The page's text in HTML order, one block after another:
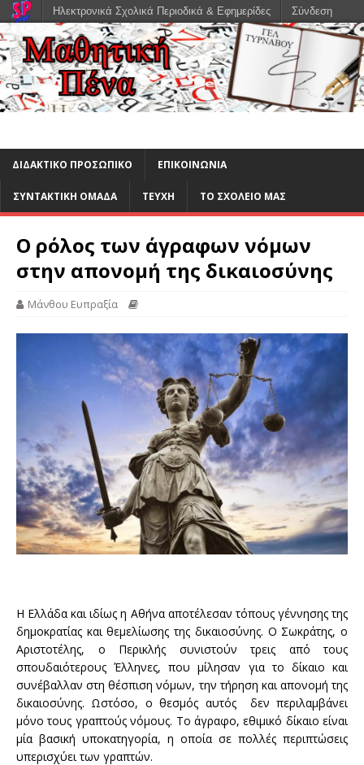
ΔΙΔΑΚΤΙΚΟ ΠΡΟΣΩΠΙΚΟ ΕΠΙΚΟΙΝΩΝΙΑ
ΣΥΝΤΑΚΤΙΚΗ ΟΜΑΔΑ ΤΕΥΧΗ ΤΟ ΣΧΟΛΕΙΟ ΜΑΣ
Ο ρόλος των άγραφων νόμων
στην απονομή της δικαιοσύνης
Μάνθου Ευπραξία
Η Ελλάδα και ιδίως η Αθήνα αποτέλεσαν τόπους γέννησης της
δημοκρατίας και θεμελίωσης της δικαιοσύνης. Ο Σωκράτης, ο
Αριστοτέλης, ο Περικλής συνιστούν τρεις από τους
σπουδαιότερους Έλληνες, που μίλησαν για το δίκαιο και
συνέβαλλαν στη θέσπιση νόμων, την τήρηση και απονομή της
δικαιοσύνης. Ωστόσο, ο θεσμός αυτός δεν περιλαμβάνει
μόνο τους γραπτούς νόμους. Το άγραφο, εθιμικό δίκαιο είναι
μία βασική υποκατηγορία, η οποία σε πολλές περιπτώσεις
υπερισχύει των γραπτών.
Ηλεκτρονικά Σχολικά Περιοδικά & Εφημερίδες Σύνδεση